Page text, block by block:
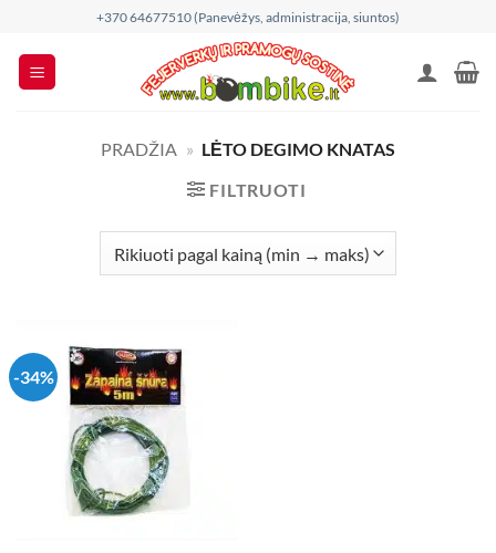
content
+370 64677510 (Panevėžys, administracija, siuntos)
PRADŽIA » LĖTO DEGIMO KNATAS
FILTRUOTI
-34%